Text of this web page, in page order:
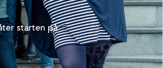
starten på